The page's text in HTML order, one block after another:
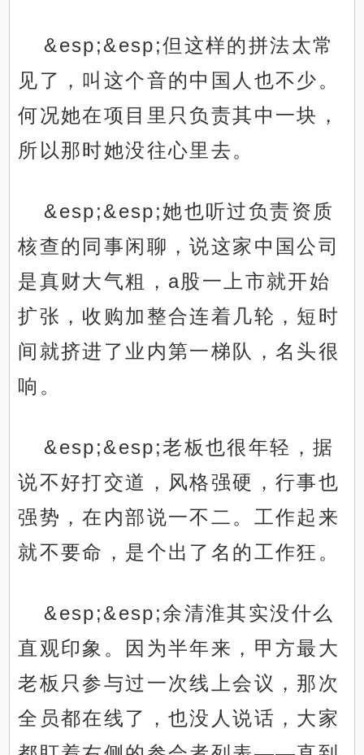
&esp;&esp;但这样的拼法太常
见了，叫这个音的中国人也不少。
何况她在项目里只负责其中一块，
所以那时她没往心里去。
&esp;&esp;她也听过负责资质
核查的同事闲聊，说这家中国公司
是真财大气粗，a股一上市就开始
扩张，收购加整合连着几轮，短时
间就挤进了业内第一梯队，名头很
响。
&esp;&esp;老板也很年轻，据
说不好打交道，风格强硬，行事也
强势，在内部说一不二。工作起来
就不要命，是个出了名的工作狂。
&esp;&esp;余清淮其实没什么
直观印象。因为半年来，甲方最大
老板只参与过一次线上会议，那次
全员都在线了，也没人说话，大家